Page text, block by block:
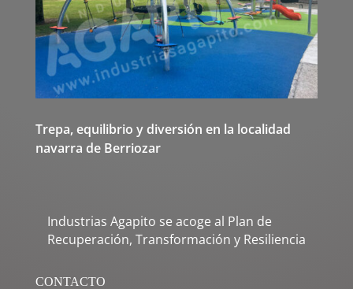
Trepa, equilibrio y diversión en la localidad
navarra de Berriozar
Industrias Agapito se acoge al Plan de
Recuperación, Transformación y Resiliencia
CONTACTO